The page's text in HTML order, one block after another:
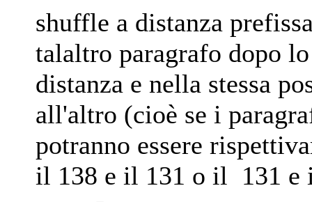
shuffle a distanza
talaltro paragrafo dopo
distanza e nella stessa
all'altro (cioè se i
potranno essere
il 138 e il 131 o il 131 e